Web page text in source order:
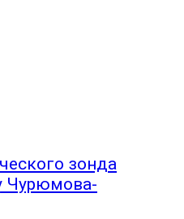
зонда
Чурюмова-